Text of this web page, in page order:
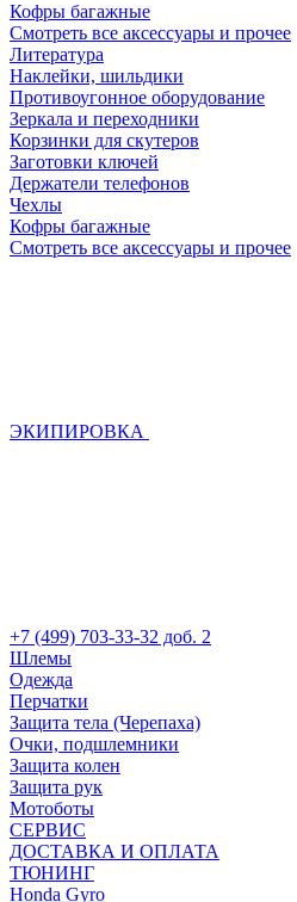
Кофры багажные
Смотреть все аксессуары и прочее
Литература
Наклейки, шильдики
Противоугонное оборудование
Зеркала и переходники
Корзинки для скутеров
Заготовки ключей
Держатели телефонов
Чехлы
Кофры багажные
Смотреть все аксессуары и прочее
ЭКИПИРОВКА
+7 (499) 703-33-32 доб. 2
Шлемы
Одежда
Перчатки
Защита тела (Черепаха)
Очки, подшлемники
Защита колен
Защита рук
Мотоботы
СЕРВИС
ДОСТАВКА И ОПЛАТА
ТЮНИНГ
Honda Gyro